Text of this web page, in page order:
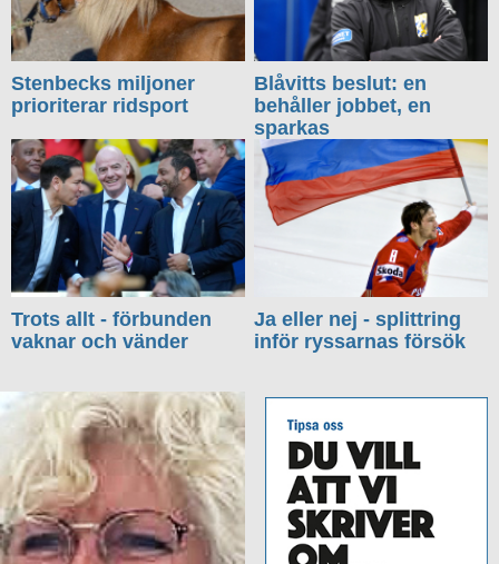
Stenbecks miljoner
prioriterar ridsport
Blåvitts beslut: en
behåller jobbet, en
sparkas
Trots allt - förbunden
vaknar och vänder
Ja eller nej - splittring
inför ryssarnas försök